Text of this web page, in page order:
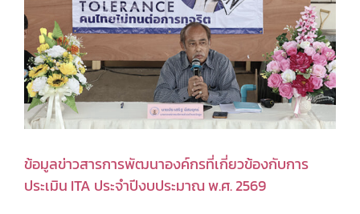
ข้อมูลข่าวสารการพัฒนาองค์กรที่เกี่ยวข้องกับการ
ประเมิน ITA ประจำปีงบประมาณ พ.ศ. 2569